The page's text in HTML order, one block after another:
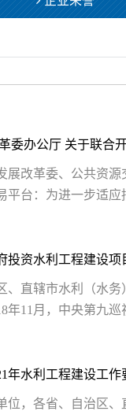
展改革委、公共资
台：为进一步适应
投资水利工程建设
、直辖市水利（水
年11月，中央第九巡
年水利工程建设工作
位，各省、自治区